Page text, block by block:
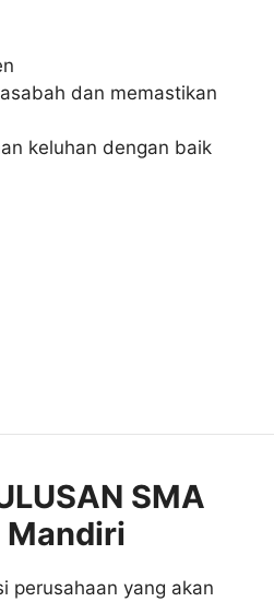
dan memastikan
keluhan dengan baik
SMA
Mandiri
perusahaan yang akan